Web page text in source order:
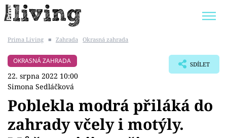
BYDLENÍ SLAVNÝCH
Témata
Prima Living ■ Zahrada Okrasná zahrada
OKRASNÁ ZAHRADA
22. srpna 2022 10:00
Simona Sedláčková
SDÍLET
Poblekla modrá přiláká do
zahrady včely i motýly.